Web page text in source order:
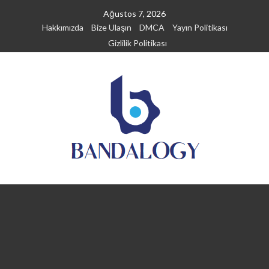
Ağustos 7, 2026
Hakkımızda
Bize Ulaşın DMCA
Yayın Politikası
Gizlilik Politikası